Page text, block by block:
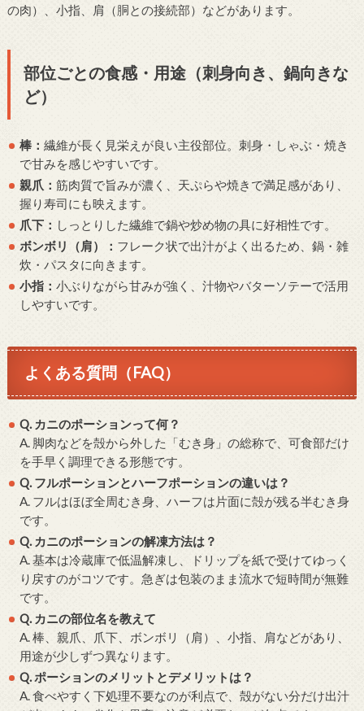
の肉）、小指、肩（胴との接続部）などがあります。
部位ごとの食感・用途（刺身向き、鍋向きな
ど）
棒：繊維が長く見栄えが良い主役部位。刺身・しゃぶ・焼き
で甘みを感じやすいです。
親爪：筋肉質で旨みが濃く、天ぷらや焼きで満足感があり、
握り寿司にも映えます。
爪下： しっとりした繊維で鍋や炒め物の具に好相性です。
ボンボリ（肩）： フレーク状で出汁がよく出るため、鍋・雑
炊・パスタに向きます。
小指：小ぶりながら甘みが強く、汁物やバターソテーで活用
しやすいです。
よくある質問（FAQ）
Q. カニのポーションって何？
A. 脚肉などを殻から外した「むき身」の総称で、可食部だけ
を手早く調理できる形態です。
Q. フルポーションとハーフポーションの違いは？
A. フルはほぼ全周むき身、ハーフは片面に殻が残る半むき身
です。
Q. カニのポーションの解凍方法は？
A. 基本は冷蔵庫で低温解凍し、ドリップを紙で受けてゆっく
り戻すのがコツです。急ぎは包装のまま流水で短時間が無難
です。
Q. カニの部位名を教えて
A. 棒、親爪、爪下、ボンボリ（肩）、小指、肩などがあり、
用途が少しずつ異なります。
Q. ポーションのメリットとデメリットは？
A. 食べやすく下処理不要なのが利点で、殻がない分だけ出汁